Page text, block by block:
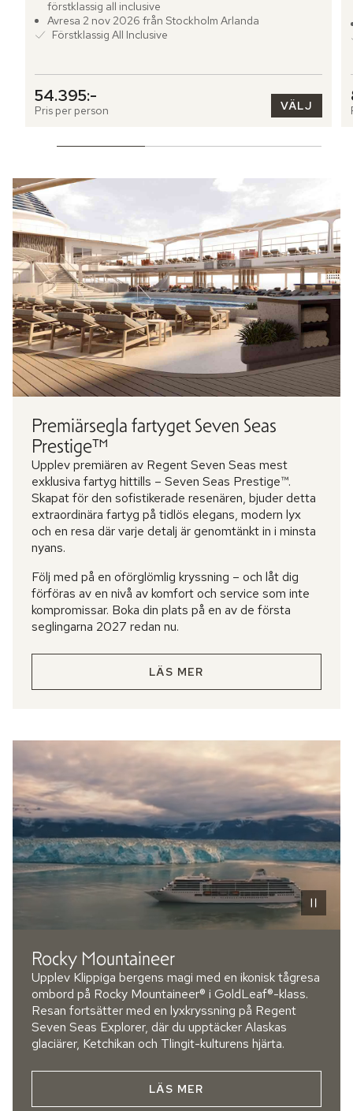
förstklassig all inclusive
Avresa 2 nov 2026 från Stockholm Arlanda
Förstklassig All Inclusive
54.395:-
Pris per person VÄLJ
Premiärsegla fartyget Seven Seas
Prestige™
Upplev premiären av Regent Seven Seas mest
exklusiva fartyg hittills – Seven Seas Prestige™.
Skapat för den sofistikerade resenären, bjuder detta
extraordinära fartyg på tidlös elegans, modern lyx
och en resa där varje detalj är genomtänkt in i minsta
nyans.
Följ med på en oförglömlig kryssning – och låt dig
förföras av en nivå av komfort och service som inte
kompromissar. Boka din plats på en av de första
seglingarna 2027 redan nu.
LÄS MER
Rocky Mountaineer
Upplev Klippiga bergens magi med en ikonisk tågresa
ombord på Rocky Mountaineer® i GoldLeaf®-klass.
Resan fortsätter med en lyxkryssning på Regent
Seven Seas Explorer, där du upptäcker Alaskas
glaciärer, Ketchikan och Tlingit-kulturens hjärta.
LÄS MER